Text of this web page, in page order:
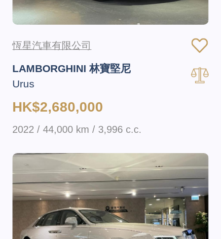
恆星汽車有限公司
LAMBORGHINI 林寶堅尼
Urus
HK$2,680,000
2022 / 44,000 km / 3,996 c.c.